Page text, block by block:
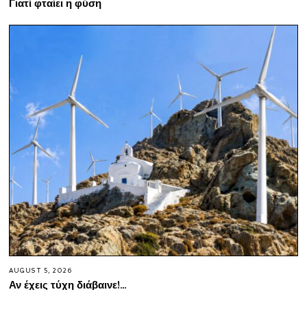
AUGUST 5, 2026
Αν έχεις τύχη διάβαινε!…